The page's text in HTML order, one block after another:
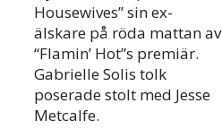
Housewives” sin ex-
älskare på röda mattan av
“Flamin’ Hot”s premiär.
Gabrielle Solis tolk
poserade stolt med Jesse
Metcalfe.